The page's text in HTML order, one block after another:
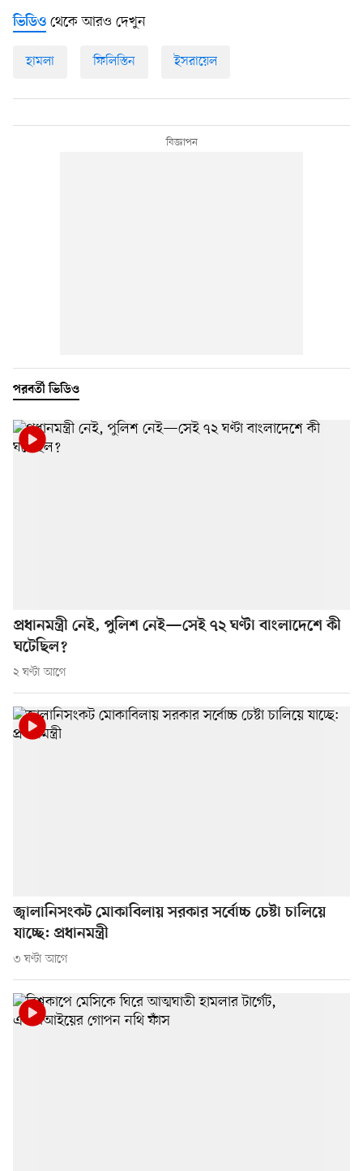
ভিডিও থেকে আরও দেখুন
হামলা ফিলিস্তিন ইসরায়েল
পরবর্তী ভিডিও
প্রধানমন্ত্রী নেই, পুলিশ নেই—সেই ৭২ ঘণ্টা বাংলাদেশে কী
ঘটেছিল?
২ ঘণ্টা আগে
জ্বালানিসংকট মোকাবিলায় সরকার সর্বোচ্চ চেষ্টা চালিয়ে
যাচ্ছে: প্রধানমন্ত্রী
৩ ঘণ্টা আগে